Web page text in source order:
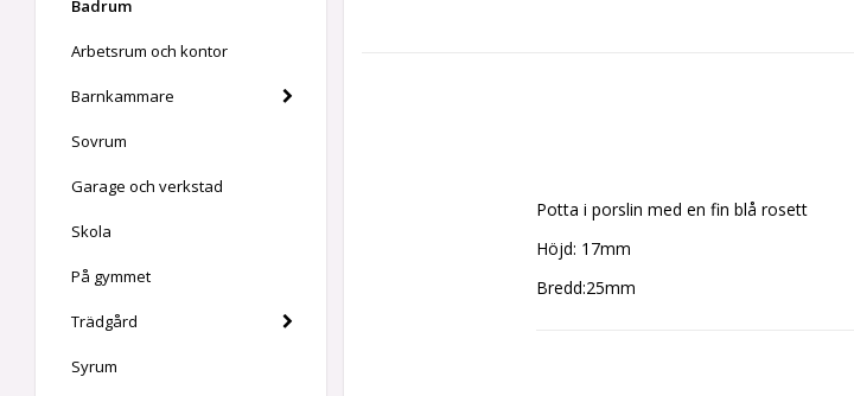
Badrum
Arbetsrum och kontor
Barnkammare
Sovrum
Garage och verkstad
Skola
På gymmet
Trädgård
Syrum
Potta i porslin med en fin blå rosett
Höjd: 17mm
Bredd:25mm